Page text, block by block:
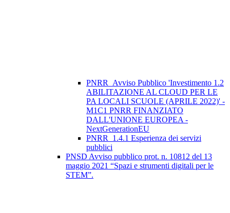
PNRR_Avviso Pubblico 'Investimento 1.2
ABILITAZIONE AL CLOUD PER LE
PA LOCALI SCUOLE (APRILE 2022)' -
M1C1 PNRR FINANZIATO
DALL'UNIONE EUROPEA -
NextGenerationEU
PNRR_1.4.1 Esperienza dei servizi
pubblici
PNSD Avviso pubblico prot. n. 10812 del 13
maggio 2021 “Spazi e strumenti digitali per le
STEM”.